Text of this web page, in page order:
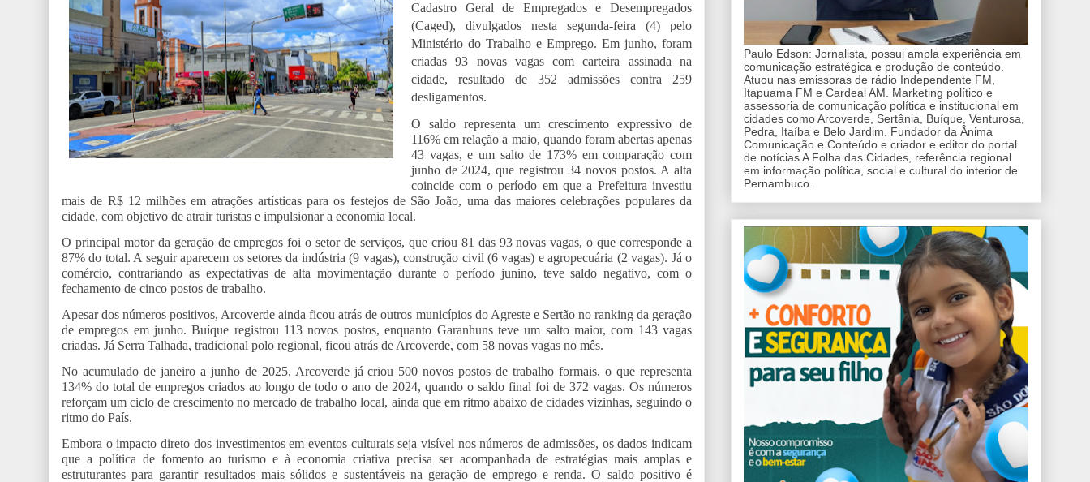
Cadastro Geral de Empregados e Desempregados
(Caged), divulgados nesta segunda-feira (4) pelo
Ministério do Trabalho e Emprego. Em junho, foram
criadas 93 novas vagas com carteira assinada na
cidade, resultado de 352 admissões contra 259
desligamentos.
O saldo representa um crescimento expressivo de
116% em relação a maio, quando foram abertas apenas
43 vagas, e um salto de 173% em comparação com
junho de 2024, que registrou 34 novos postos. A alta
coincide com o período em que a Prefeitura investiu
mais de R$ 12 milhões em atrações artísticas para os festejos de São João, uma das maiores celebrações populares da
cidade, com objetivo de atrair turistas e impulsionar a economia local.
O principal motor da geração de empregos foi o setor de serviços, que criou 81 das 93 novas vagas, o que corresponde a
87% do total. A seguir aparecem os setores da indústria (9 vagas), construção civil (6 vagas) e agropecuária (2 vagas). Já o
comércio, contrariando as expectativas de alta movimentação durante o período junino, teve saldo negativo, com o
fechamento de cinco postos de trabalho.
Apesar dos números positivos, Arcoverde ainda ficou atrás de outros municípios do Agreste e Sertão no ranking da geração
de empregos em junho. Buíque registrou 113 novos postos, enquanto Garanhuns teve um salto maior, com 143 vagas
criadas. Já Serra Talhada, tradicional polo regional, ficou atrás de Arcoverde, com 58 novas vagas no mês.
No acumulado de janeiro a junho de 2025, Arcoverde já criou 500 novos postos de trabalho formais, o que representa
134% do total de empregos criados ao longo de todo o ano de 2024, quando o saldo final foi de 372 vagas. Os números
reforçam um ciclo de crescimento no mercado de trabalho local, ainda que em ritmo abaixo de cidades vizinhas, seguindo o
ritmo do País.
Embora o impacto direto dos investimentos em eventos culturais seja visível nos números de admissões, os dados indicam
que a política de fomento ao turismo e à economia criativa precisa ser acompanhada de estratégias mais amplas e
estruturantes para garantir resultados mais sólidos e sustentáveis na geração de emprego e renda. O saldo positivo é
Paulo Edson: Jornalista, possui ampla experiência em
comunicação estratégica e produção de conteúdo.
Atuou nas emissoras de rádio Independente FM,
Itapuama FM e Cardeal AM. Marketing político e
assessoria de comunicação política e institucional em
cidades como Arcoverde, Sertânia, Buíque, Venturosa,
Pedra, Itaíba e Belo Jardim. Fundador da Ânima
Comunicação e Conteúdo e criador e editor do portal
de notícias A Folha das Cidades, referência regional
em informação política, social e cultural do interior de
Pernambuco.